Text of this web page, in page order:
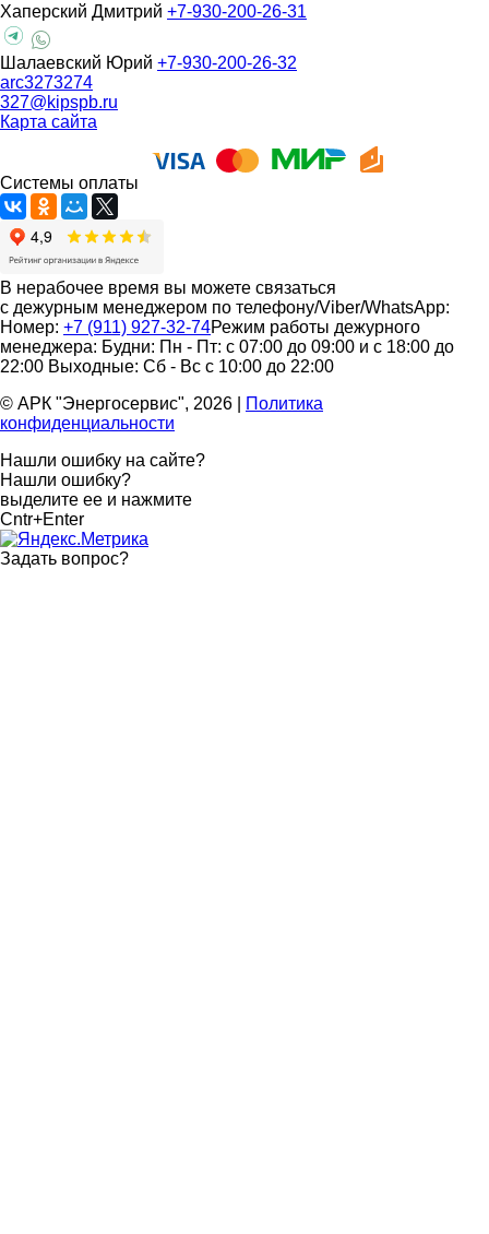
Хаперский Дмитрий +7-930-200-26-31
Шалаевский Юрий +7-930-200-26-32
arc3273274
327@kipspb.ru
Карта сайта
Системы оплаты
В нерабочее время вы можете связаться
с дежурным менеджером по телефону/Viber/WhatsApp:
Номер: +7 (911) 927-32-74Режим работы дежурного
менеджера: Будни: Пн - Пт: с 07:00 до 09:00 и с 18:00 до
22:00 Выходные: Сб - Вс с 10:00 до 22:00
© АРК "Энергосервис", 2026
Политика
конфиденциальности
Нашли ошибку на сайте?
Нашли ошибку?
выделите ее и нажмите
Cntr+Enter
Задать вопрос?